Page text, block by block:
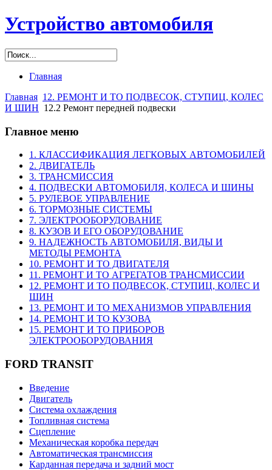
Устройство автомобиля
Главная
Главная 12. РЕМОНТ И ТО ПОДВЕСОК, СТУПИЦ, КОЛЕС
И ШИН 12.2 Ремонт передней подвески
Главное меню
1. КЛАССИФИКАЦИЯ ЛЕГКОВЫХ АВТОМОБИЛЕЙ
2. ДВИГАТЕЛЬ
3. ТРАНСМИССИЯ
4. ПОДВЕСКИ АВТОМОБИЛЯ, КОЛЕСА И ШИНЫ
5. РУЛЕВОЕ УПРАВЛЕНИЕ
6. ТОРМОЗНЫЕ СИСТЕМЫ
7. ЭЛЕКТРООБОРУДОВАНИЕ
8. КУЗОВ И ЕГО ОБОРУДОВАНИЕ
9. НАДЕЖНОСТЬ АВТОМОБИЛЯ, ВИДЫ И
МЕТОДЫ РЕМОНТА
10. РЕМОНТ И ТО ДВИГАТЕЛЯ
11. РЕМОНТ И ТО АГРЕГАТОВ ТРАНСМИССИИ
12. РЕМОНТ И ТО ПОДВЕСОК, СТУПИЦ, КОЛЕС И
ШИН
13. РЕМОНТ И ТО МЕХАНИЗМОВ УПРАВЛЕНИЯ
14. РЕМОНТ И ТО КУЗОВА
15. РЕМОНТ И ТО ПРИБОРОВ
ЭЛЕКТРООБОРУДОВАНИЯ
FORD TRANSIT
Введение
Двигатель
Система охлаждения
Топливная система
Сцепление
Механическая коробка передач
Автоматическая трансмиссия
Карданная передача и задний мост